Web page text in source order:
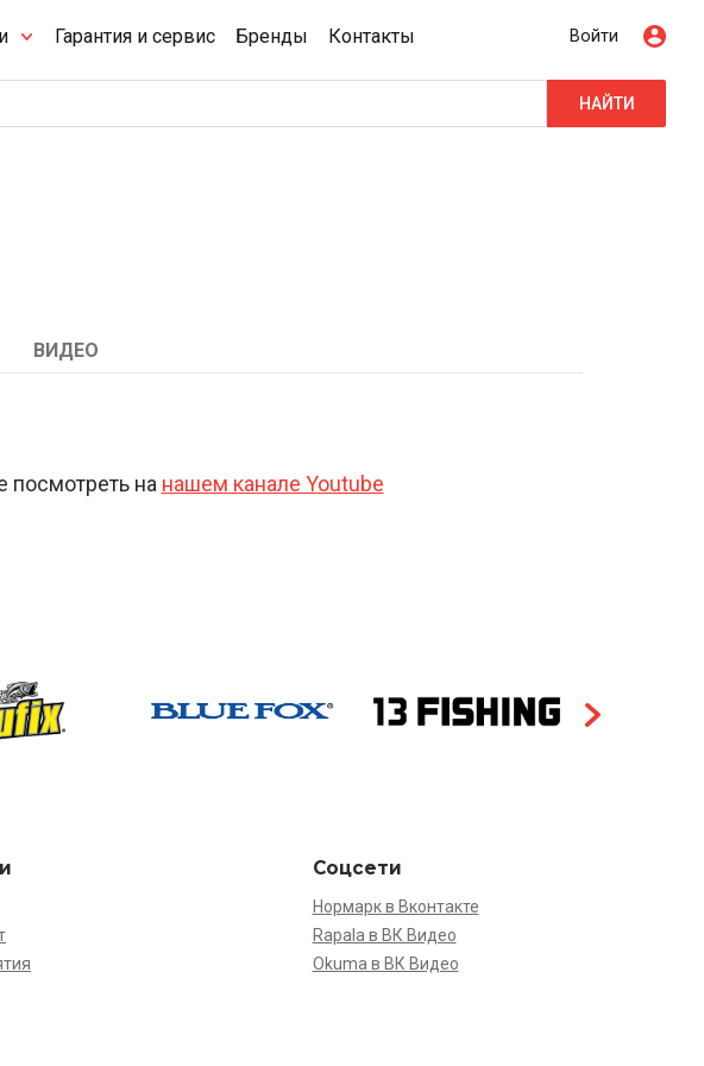
Гарантия и сервис Бренды Контакты Войти
НАЙТИ
ВИДЕО
посмотреть на нашем канале Youtube
Соцсети
Нормарк в Вконтакте
Rapala в ВК Видео
Okuma в ВК Видео